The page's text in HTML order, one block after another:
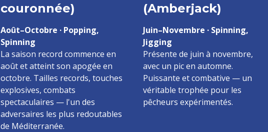
couronnée)
Août–Octobre · Popping,
Spinning
La saison record commence en
août et atteint son apogée en
octobre. Tailles records, touches
explosives, combats
spectaculaires — l'un des
adversaires les plus redoutables
de Méditerranée.
(Amberjack)
Juin–Novembre · Spinning,
Jigging
Présente de juin à novembre,
avec un pic en automne.
Puissante et combative — un
véritable trophée pour les
pêcheurs expérimentés.